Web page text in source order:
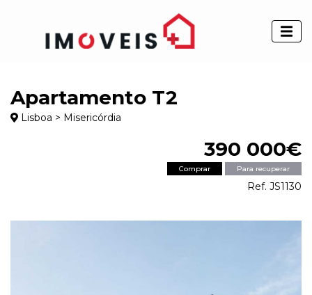
Apartamento T2
Lisboa > Misericórdia
390 000€
Comprar Para recuperar
Ref. JS1130